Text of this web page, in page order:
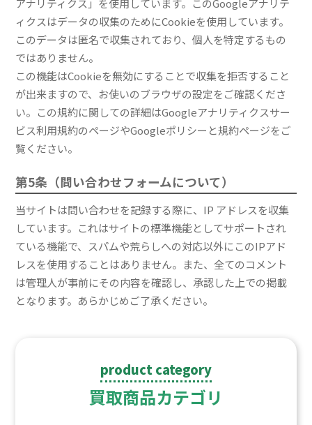
アナリティクス」を使用しています。このGoogleアナリテ
ィクスはデータの収集のためにCookieを使用しています。
このデータは匿名で収集されており、個人を特定するもの
ではありません。
この機能はCookieを無効にすることで収集を拒否すること
が出来ますので、お使いのブラウザの設定をご確認くださ
い。この規約に関しての詳細はGoogleアナリティクスサー
ビス利用規約のページやGoogleポリシーと規約ページをご
覧ください。
第5条（問い合わせフォームについて）
当サイトは問い合わせを記録する際に、IP アドレスを収集
しています。これはサイトの標準機能としてサポートされ
ている機能で、スパムや荒らしへの対応以外にこのIPアド
レスを使用することはありません。また、全てのコメント
は管理人が事前にその内容を確認し、承認した上での掲載
となります。あらかじめご了承ください。
product category
買取商品カテゴリ